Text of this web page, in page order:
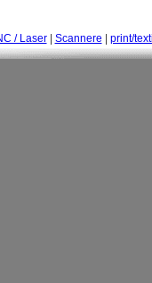
/ Laser| Scannere print/